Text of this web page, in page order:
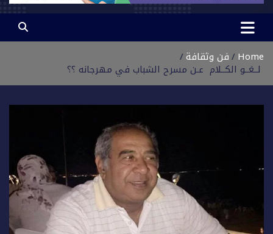
Home فن وثقافة
لــغــو الكــلام عـن مسرح الشباب في مهرجانه ؟؟